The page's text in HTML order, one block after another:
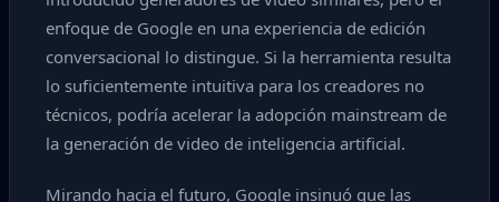
enfoque de Google en una experiencia de edición
conversacional lo distingue. Si la herramienta resulta
lo suficientemente intuitiva para los creadores no
técnicos, podría acelerar la adopción mainstream de
la generación de video de inteligencia artificial.
Mirando hacia el futuro, Google insinuó que las